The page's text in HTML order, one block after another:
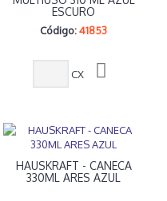
ESCURO
Código:41853
CX
HAUSKRAFT - CANECA
330ML ARES AZUL